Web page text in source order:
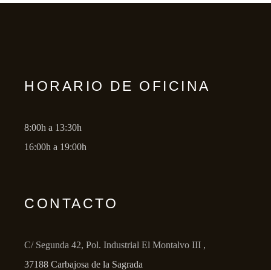
HORARIO DE OFICINA
8:00h a 13:30h
16:00h a 19:00h
CONTACTO
C/ Segunda 42, Pol. Industrial El Montalvo III ,
37188 Carbajosa de la Sagrada